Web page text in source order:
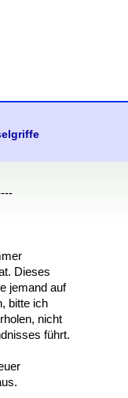
Dieses
jemand auf
bitte ich
nicht
führt.